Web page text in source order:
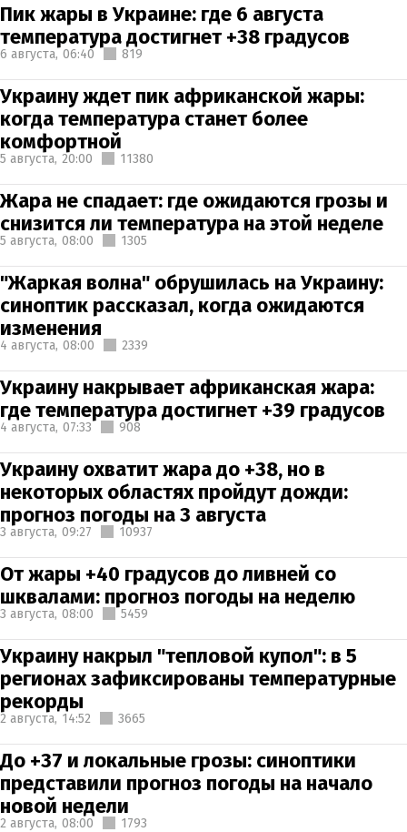
Пик жары в Украине: где 6 августа
температура достигнет +38 градусов
6 августа, 06:40 819
Украину ждет пик африканской жары:
когда температура станет более
комфортной
5 августа, 20:00 11380
Жара не спадает: где ожидаются грозы и
снизится ли температура на этой неделе
5 августа, 08:00 1305
"Жаркая волна" обрушилась на Украину:
синоптик рассказал, когда ожидаются
изменения
4 августа, 08:00 2339
Украину накрывает африканская жара:
где температура достигнет +39 градусов
4 августа, 07:33 908
Украину охватит жара до +38, но в
некоторых областях пройдут дожди:
прогноз погоды на 3 августа
3 августа, 09:27 10937
От жары +40 градусов до ливней со
шквалами: прогноз погоды на неделю
3 августа, 08:00 5459
Украину накрыл "тепловой купол": в 5
регионах зафиксированы температурные
рекорды
2 августа, 14:52 3665
До +37 и локальные грозы: синоптики
представили прогноз погоды на начало
новой недели
2 августа, 08:00 1793